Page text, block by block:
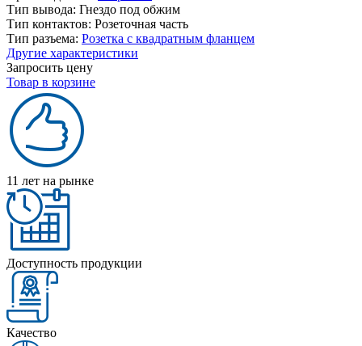
Тип вывода: Гнездо под обжим
Тип контактов: Розеточная часть
Тип разъема: Розетка с квадратным фланцем
Другие характеристики
Запросить цену
Товар в корзине
11 лет на рынке
Доступность продукции
Качество